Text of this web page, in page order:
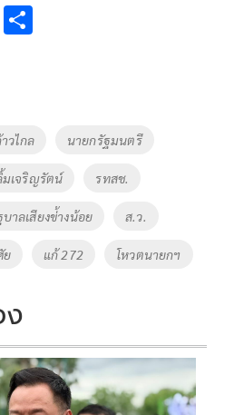
Li
วไกล นายกรัฐมนตรี
มเจริญรัตน์ รทสช.
บาลเสียงข่้างน้อย ส.ว.
ย แก้ 272 โหวตนายกฯ